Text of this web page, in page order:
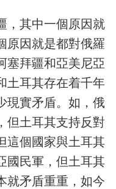
，其中一個原因就
原因就是都對俄羅
塞拜疆和亞美尼亞
土耳其存在着千年
現實矛盾。如，俄
但土耳其支持反對
這個國家與土耳其
國民軍，但土耳其
就矛盾重重，如今